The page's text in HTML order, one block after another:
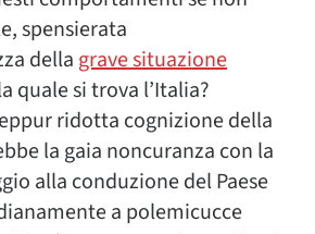
spensierata
della grave situazione
quale si trova l’Italia?
ridotta cognizione della
la gaia noncuranza con la
alla conduzione del Paese
a polemicucce